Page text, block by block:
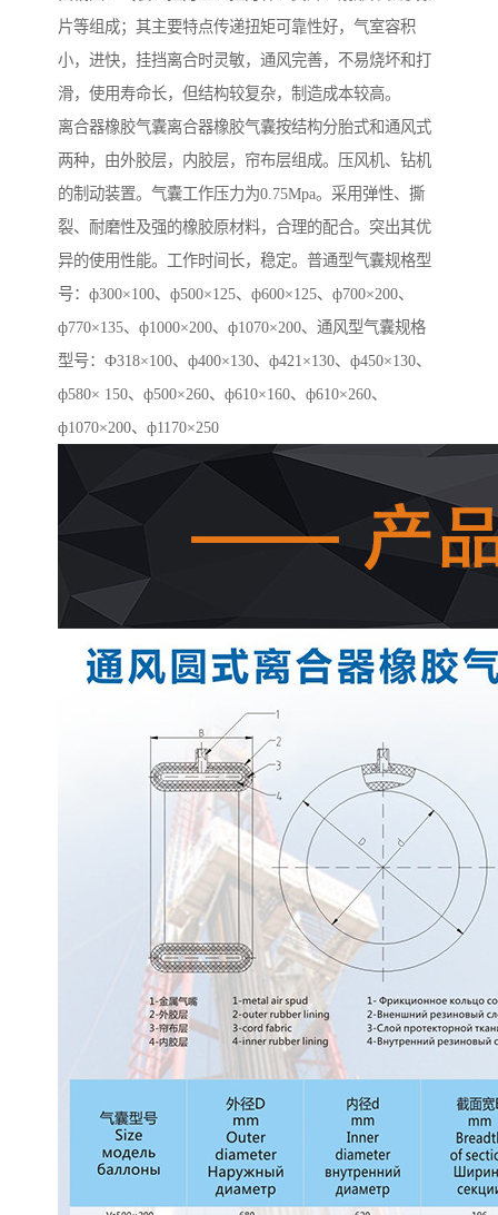
片等组成；其主要特点传递扭矩可靠性好，气室容积
小，进快，挂挡离合时灵敏，通风完善，不易烧坏和打
滑，使用寿命长，但结构较复杂，制造成本较高。
离合器橡胶气囊离合器橡胶气囊按结构分胎式和通风式
两种，由外胶层，内胶层，帘布层组成。压风机、钻机
的制动装置。气囊工作压力为0.75Mpa。采用弹性、撕
裂、耐磨性及强的橡胶原材料，合理的配合。突出其优
异的使用性能。工作时间长，稳定。普通型气囊规格型
号：ф300×100、ф500×125、ф600×125、ф700×200、
ф770×135、ф1000×200、ф1070×200、通风型气囊规格
型号：Ф318×100、ф400×130、ф421×130、ф450×130、
ф580× 150、ф500×260、ф610×160、ф610×260、
ф1070×200、ф1170×250